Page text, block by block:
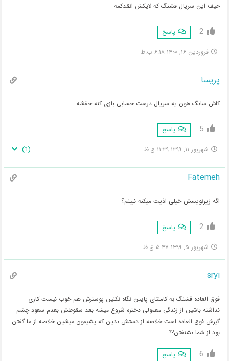
حیف این سریال قشنگ که لایکش انقدکمه
2 پاسخ
فروردین ۱۶, ۱۴۰۰ ۶:۱۸ ب.ظ
پریسا
کاش سانگ هون یه سریال درست حسابی بازی کنه حقشه
5 پاسخ
شهریور ۱۱, ۱۳۹۹ ۱۱:۳۹ ق.ظ (
1
)
Fatemeh
اگه زیرنویسش خیلی اذیت میکنه نبینم؟
2 پاسخ
شهریور ۵, ۱۳۹۹ ۵:۴۷ ق.ظ
sryi
فوق العاده قشنگ به کامنتای پایین نگاه نکنین پوسترش هم خوب نیست کاری
نداشته باشین از زندگی معمولی دختره شروع میشه بعد سقوطش بعدم سعود چشم
گیرش فوق العاده است خلاصه از دستش ندین که پشیمون میشین خلاصه از ما گفتن
بود از شما نشنفتن??
6 پاسخ